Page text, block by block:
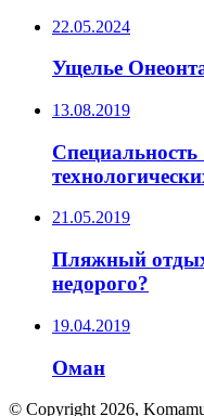
22.05.2024
Ущелье
13.08.2019
21.05.2019
Пляжный
недорого?
19.04.2019
Оман
© Copyright 2026,